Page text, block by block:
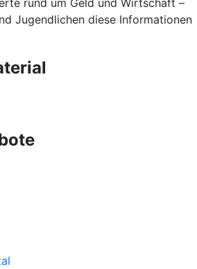
Jugendlichen diese Informationen